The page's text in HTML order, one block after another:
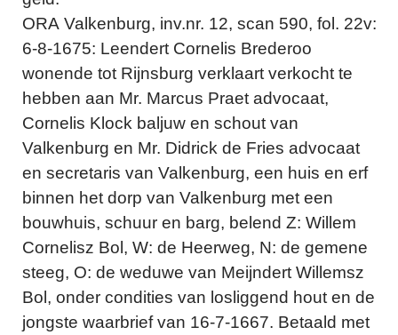
ORA Valkenburg, inv.nr. 12, scan 590, fol. 22v:
6-8-1675: Leendert Cornelis Brederoo
wonende tot Rijnsburg verklaart verkocht te
hebben aan Mr. Marcus Praet advocaat,
Cornelis Klock baljuw en schout van
Valkenburg en Mr. Didrick de Fries advocaat
en secretaris van Valkenburg, een huis en erf
binnen het dorp van Valkenburg met een
bouwhuis, schuur en barg, belend Z: Willem
Cornelisz Bol, W: de Heerweg, N: de gemene
steeg, O: de weduwe van Meijndert Willemsz
Bol, onder condities van losliggend hout en de
jongste waarbrief van 16-7-1667. Betaald met